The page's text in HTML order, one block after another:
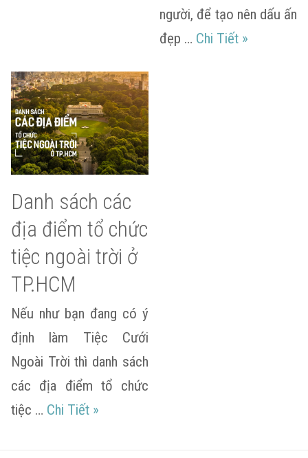
người, để tạo nên dấu ấn
đẹp … Chi Tiết Danh sách
»
Danh sách các
địa điểm tổ chức
tiệc ngoài trời ở
TP.HCM
Nếu như bạn đang có ý
định làm Tiệc Cưới
Ngoài Trời thì danh sách
các địa điểm tổ chức
tiệc … Chi Tiết Danh sách các địa điểm tổ chức tiệc
»